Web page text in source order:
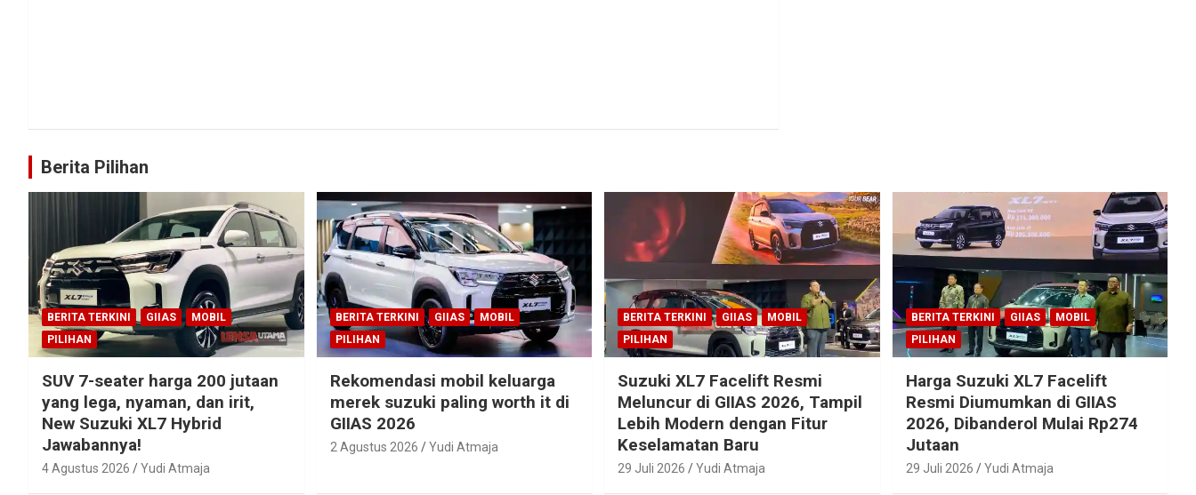
Berita Pilihan
BERITA TERKINI GIIAS
MOBIL
PILIHAN
SUV 7-seater harga 200 jutaan
yang lega, nyaman, dan irit,
New Suzuki XL7 Hybrid
Jawabannya!
4 Agustus 2026 Yudi Atmaja
BERITA TERKINI GIIAS
MOBIL
PILIHAN
Rekomendasi mobil keluarga
merek suzuki paling worth it di
GIIAS 2026
2 Agustus 2026 Yudi Atmaja
BERITA TERKINI GIIAS
MOBIL
PILIHAN
Suzuki XL7 Facelift Resmi
Meluncur di GIIAS 2026, Tampil
Lebih Modern dengan Fitur
Keselamatan Baru
29 Juli 2026 Yudi Atmaja
BERITA TERKINI GIIAS
MOBIL
PILIHAN
Harga Suzuki XL7 Facelift
Resmi Diumumkan di GIIAS
2026, Dibanderol Mulai Rp274
Jutaan
29 Juli 2026 Yudi Atmaja